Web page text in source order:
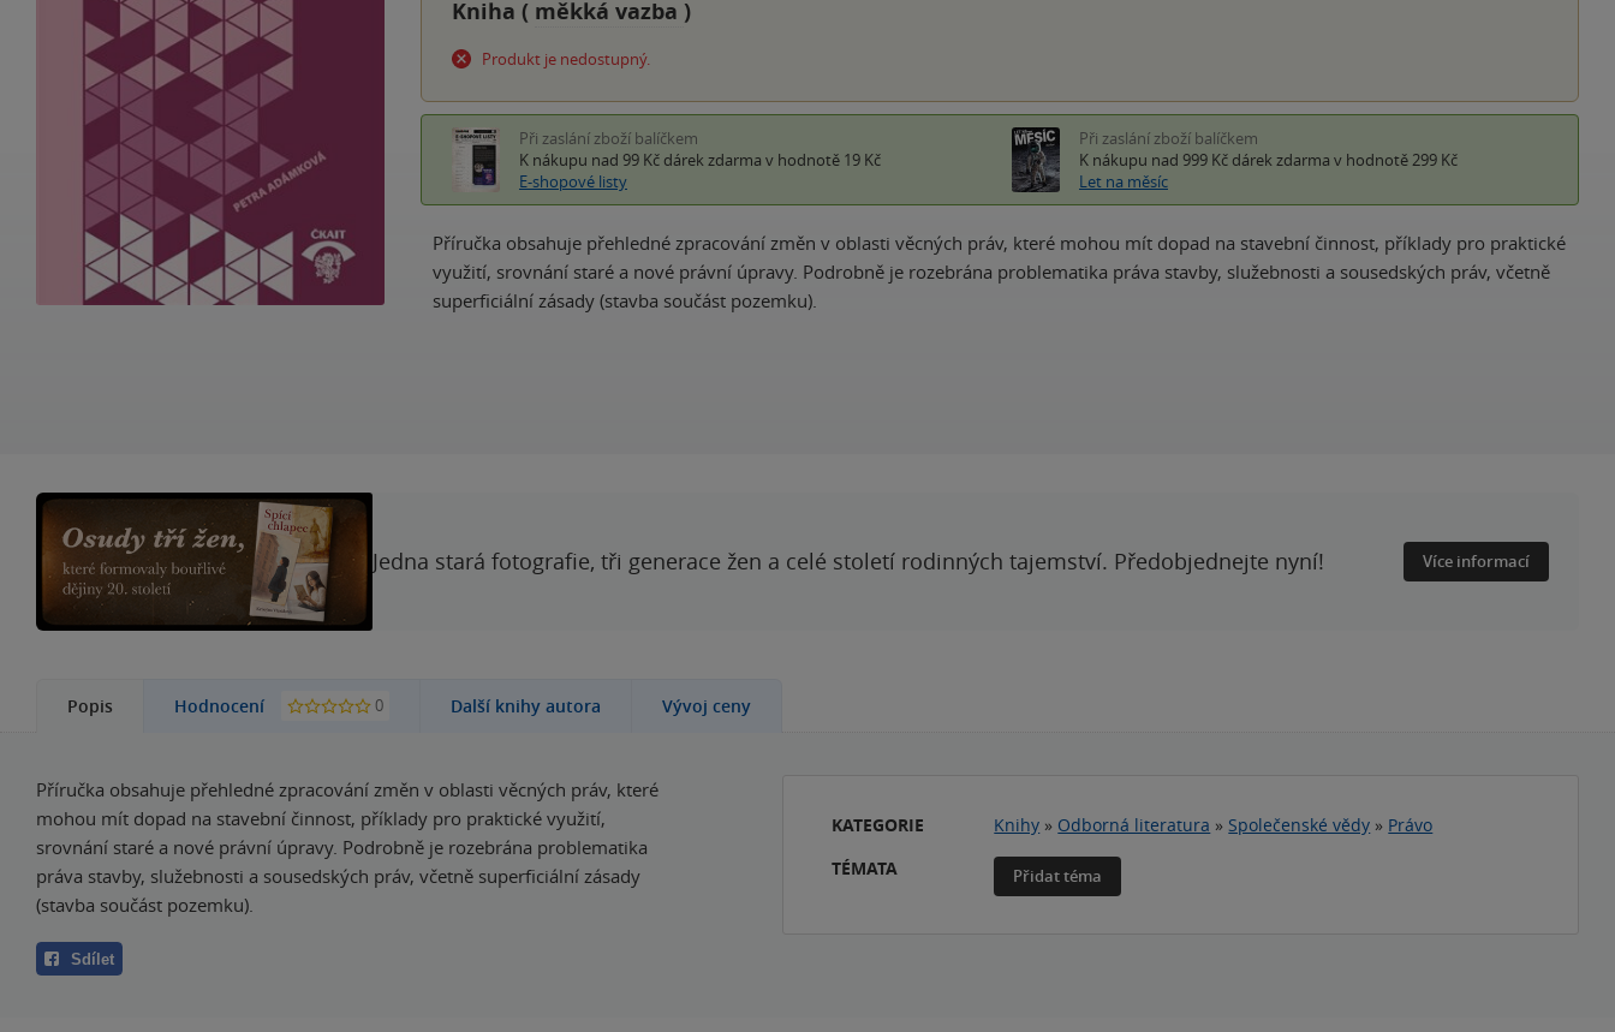
Kniha ( měkká vazba )
Produkt je nedostupný.
Při zaslání zboží balíčkem
K nákupu nad 99 Kč dárek zdarma v hodnotě 19 Kč
E-shopové listy
Při zaslání zboží balíčkem
K nákupu nad 999 Kč dárek zdarma v hodnotě 299 Kč
Let na měsíc
Příručka obsahuje přehledné zpracování změn v oblasti věcných práv, které mohou mít dopad na stavební činnost, příklady pro praktické
využití, srovnání staré a nové právní úpravy. Podrobně je rozebrána problematika práva stavby, služebnosti a sousedských práv, včetně
superficiální zásady (stavba součást pozemku).
Jedna stará fotografie, tři generace žen a celé století rodinných tajemství. Předobjednejte nyní! Více informací
Popis Hodnocení 0 Další knihy autora Vývoj ceny
Příručka obsahuje přehledné zpracování změn v oblasti věcných práv, které
mohou mít dopad na stavební činnost, příklady pro praktické využití,
srovnání staré a nové právní úpravy. Podrobně je rozebrána problematika
práva stavby, služebnosti a sousedských práv, včetně superficiální zásady
(stavba součást pozemku).
Sdílet
KATEGORIE Knihy » Odborná literatura » Společenské vědy » Právo
TÉMATA
Přidat téma